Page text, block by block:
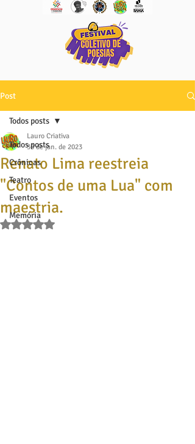
Post
Todos posts
Crônicas
Teatro
Eventos
Memória
Todos posts
Renato Lima reestreia
"Contos de uma Lua" com
maestria.
Lauro Criativa
30 de jan. de 2023
Avaliado com NaN de 5 estrelas.